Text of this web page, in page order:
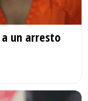
a un arresto